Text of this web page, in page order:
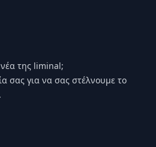
της liminal;
σας για να σας στέλνουμε το